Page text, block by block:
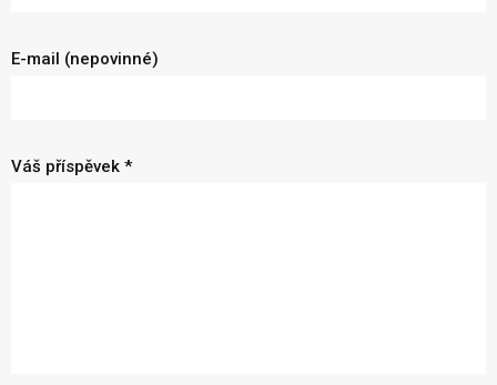
E-mail (nepovinné)
Váš příspěvek *